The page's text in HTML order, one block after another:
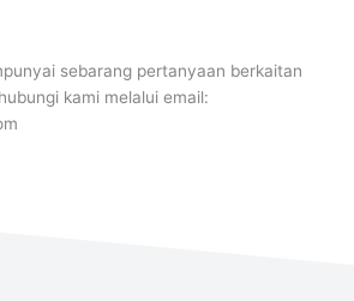
sebarang pertanyaan berkaitan
kami melalui email: